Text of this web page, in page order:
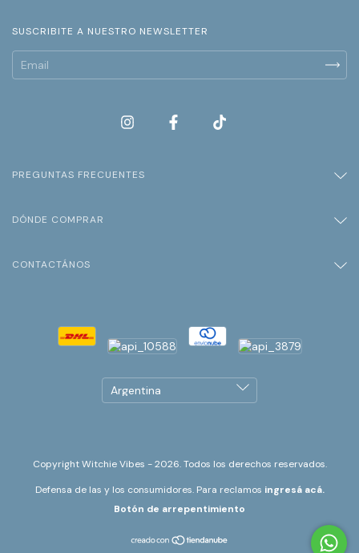
SUSCRIBITE A NUESTRO NEWSLETTER
PREGUNTAS FRECUENTES
DÓNDE COMPRAR
CONTACTÁNOS
Copyright Witchie Vibes - 2026. Todos los derechos reservados.
Defensa de las y los consumidores. Para reclamos ingresá acá.
Botón de arrepentimiento